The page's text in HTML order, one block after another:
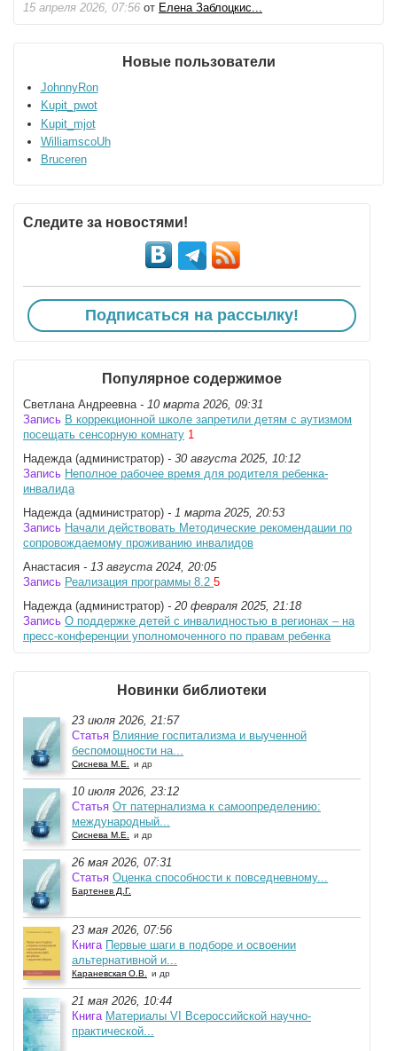
15 апреля 2026, 07:56 от Елена Заблоцкис...
Новые пользователи
JohnnyRon
Kupit_pwot
Kupit_mjot
WilliamscoUh
Bruceren
Следите за новостями!
Подписаться на рассылку!
Популярное содержимое
Светлана Андреевна - 10 марта 2026, 09:31
Запись В коррекционной школе запретили детям с аутизмом
посещать сенсорную комнату 1
Надежда (администратор) - 30 августа 2025, 10:12
Запись Неполное рабочее время для родителя ребенка-
инвалида
Надежда (администратор) - 1 марта 2025, 20:53
Запись Начали действовать Методические рекомендации по
сопровождаемому проживанию инвалидов
Анастасия - 13 августа 2024, 20:05
Запись Реализация программы 8.2 5
Надежда (администратор) - 20 февраля 2025, 21:18
Запись О поддержке детей с инвалидностью в регионах – на
пресс-конференции уполномоченного по правам ребенка
Новинки библиотеки
23 июля 2026, 21:57
Статья Влияние госпитализма и выученной
беспомощности на...
Сиснева М.Е. и др
10 июля 2026, 23:12
Статья От патернализма к самоопределению:
международный...
Сиснева М.Е. и др
26 мая 2026, 07:31
Статья Оценка способности к повседневному...
Бартенев Д.Г.
23 мая 2026, 07:56
Книга Первые шаги в подборе и освоении
альтернативной и...
Караневская О.В. и др
21 мая 2026, 10:44
Книга Материалы VI Всероссийской научно-
практической...